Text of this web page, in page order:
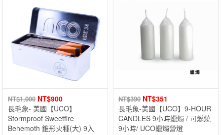
NT$1,000 NT$900
長毛象- 美國【UCO】
Stormproof Sweetfire
Behemoth 錐形火種(大) 9入
NT$390 NT$351
長毛象-美國【UCO】9-HOUR
CANDLES 9小時蠟燭 / 可燃燒
9小時/ UCO蠟燭營燈